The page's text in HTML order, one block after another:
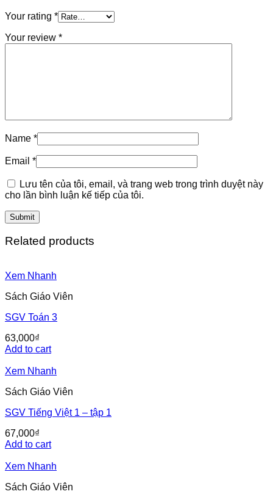
Your rating *
Your review *
Name *
Email *
Lưu tên của tôi, email, và trang web trong trình duyệt này
cho lần bình luận kế tiếp của tôi.
Related products
Xem Nhanh
Sách Giáo Viên
SGV Toán 3
63,000₫
Add to cart
Xem Nhanh
Sách Giáo Viên
SGV Tiếng Việt 1 – tập 1
67,000₫
Add to cart
Xem Nhanh
Sách Giáo Viên